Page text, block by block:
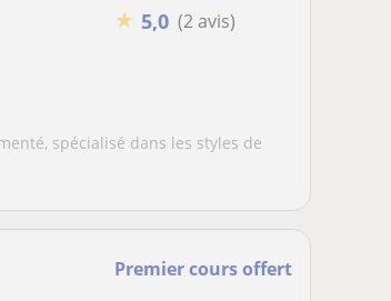
★ 5,0 (2 avis)
spécialisé dans les styles de
Premier cours offert